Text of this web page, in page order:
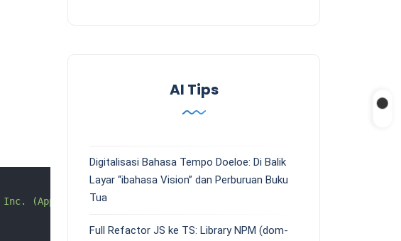
Inc.
(Apple))
AI Tips
Digitalisasi Bahasa Tempo Doeloe: Di Balik
Layar “ibahasa Vision” dan Perburuan Buku
Tua
Full Refactor JS ke TS: Library NPM (dom-